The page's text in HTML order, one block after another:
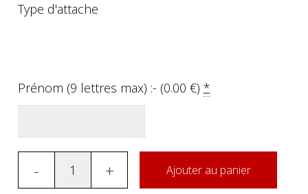
Type d'attache
Prénom (9 lettres max) :- (0.00€)*
- + Ajouter au panier